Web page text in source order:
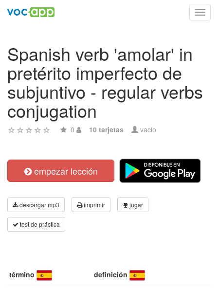
Spanish verb 'amolar' in
pretérito imperfecto de
subjuntivo - regular verbs
conjugation
0 10 tarjetas vacio
empezar lección
descargar mp3 imprimir jugar
test de práctica
término definición